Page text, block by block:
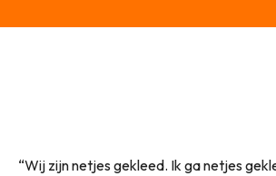
“Wij zijn netjes gekleed. Ik ga netjes